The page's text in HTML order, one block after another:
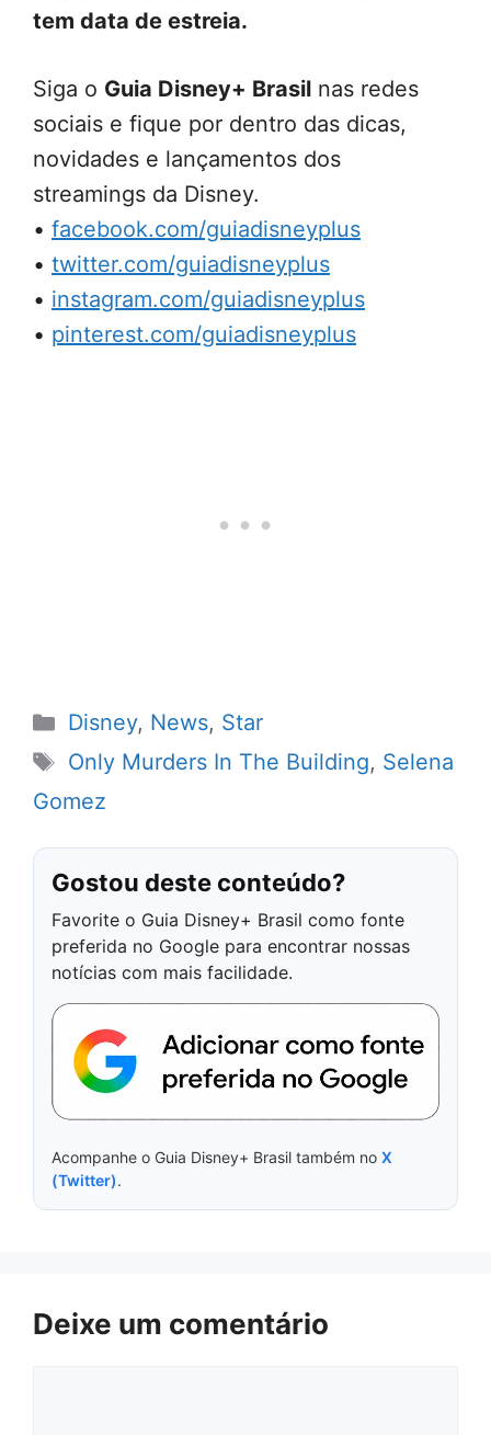
tem data de estreia.
Siga o Guia Disney+ Brasil nas redes
sociais e fique por dentro das dicas,
novidades e lançamentos dos
streamings da Disney.
• facebook.com/guiadisneyplus
• twitter.com/guiadisneyplus
• instagram.com/guiadisneyplus
• pinterest.com/guiadisneyplus
Categorias
Disney, News, Star
Tags
Only Murders In The Building, Selena
Gomez
Gostou deste conteúdo?
Favorite o Guia Disney+ Brasil como fonte
preferida no Google para encontrar nossas
notícias com mais facilidade.
Acompanhe o Guia Disney+ Brasil também no X
(Twitter).
Deixe um comentário